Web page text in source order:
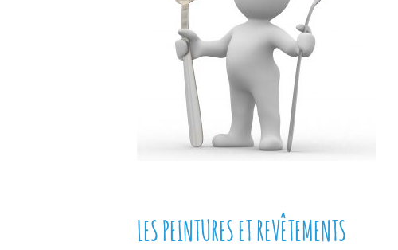
LES PEINTURES ET REVÊTEMENTS